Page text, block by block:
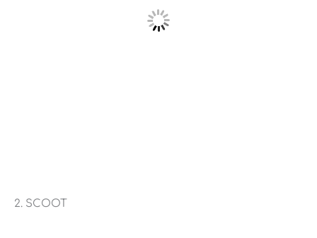
2. SCOOT